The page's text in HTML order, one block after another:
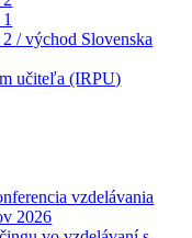
/ východ Slovenska
učiteľa (IRPU)
vzdelávania
2026